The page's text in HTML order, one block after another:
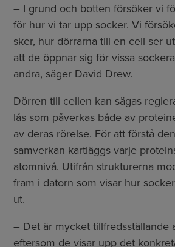
– I grund och botten försöker vi
för hur vi tar upp socker. Vi
sker, hur dörrarna till en cell ser
att de öppnar sig för vissa
andra, säger David Drew.
Dörren till cellen kan sägas
lås som påverkas både av
av deras rörelse. För att förstå
samverkan kartläggs varje
atomnivå. Utifrån strukturerna
fram i datorn som visar hur
ut.
– Det är mycket tillfredsställande
eftersom de visar upp det